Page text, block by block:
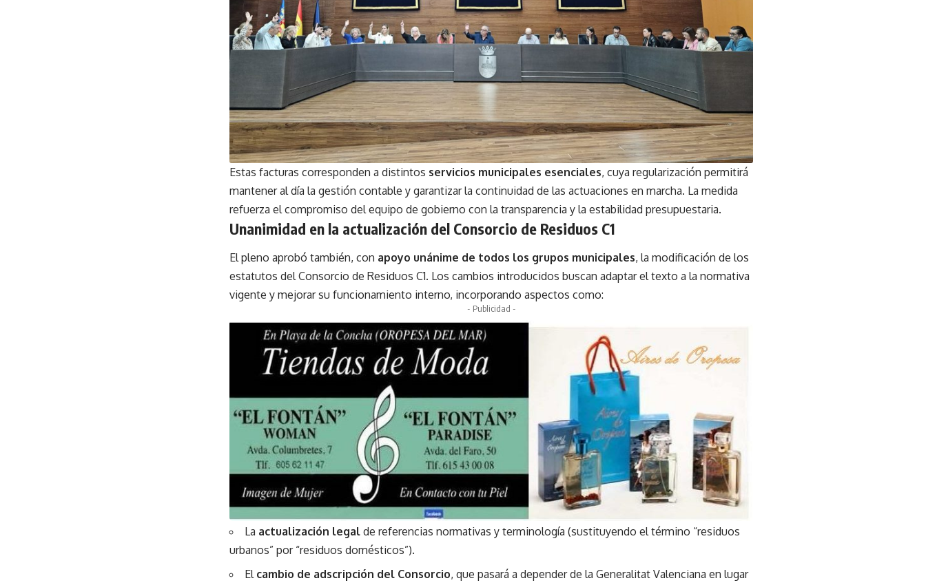
Estas facturas corresponden a distintos servicios municipales esenciales, cuya regularización permitirá
mantener al día la gestión contable y garantizar la continuidad de las actuaciones en marcha. La medida
refuerza el compromiso del equipo de gobierno con la transparencia y la estabilidad presupuestaria.
Unanimidad en la actualización del Consorcio de Residuos C1
El pleno aprobó también, con apoyo unánime de todos los grupos municipales, la modificación de los
estatutos del Consorcio de Residuos C1. Los cambios introducidos buscan adaptar el texto a la normativa
vigente y mejorar su funcionamiento interno, incorporando aspectos como:
- Publicidad -
La actualización legal de referencias normativas y terminología (sustituyendo el término “residuos
urbanos” por “residuos domésticos”).
El cambio de adscripción del Consorcio, que pasará a depender de la Generalitat Valenciana en lugar